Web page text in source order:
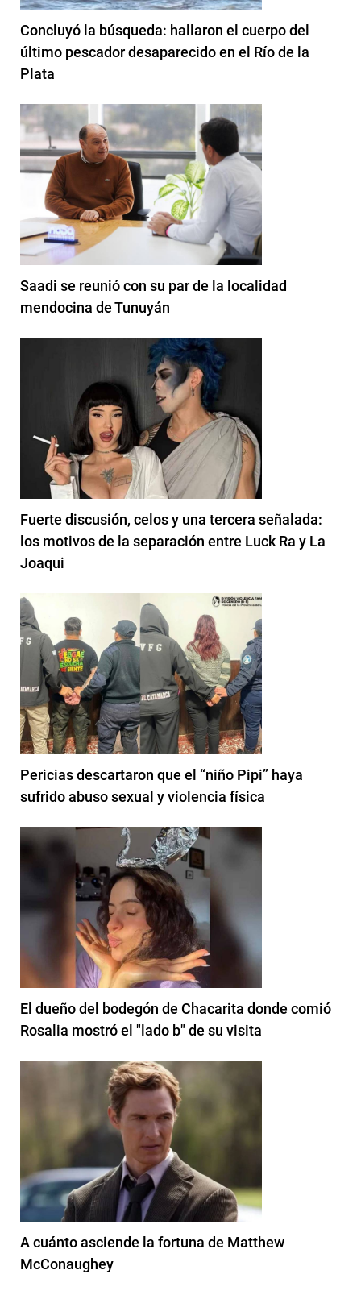
Concluyó la búsqueda: hallaron el cuerpo del
último pescador desaparecido en el Río de la
Plata
Saadi se reunió con su par de la localidad
mendocina de Tunuyán
Fuerte discusión, celos y una tercera señalada:
los motivos de la separación entre Luck Ra y La
Joaqui
Pericias descartaron que el “niño Pipi” haya
sufrido abuso sexual y violencia física
El dueño del bodegón de Chacarita donde comió
Rosalia mostró el "lado b" de su visita
A cuánto asciende la fortuna de Matthew
McConaughey